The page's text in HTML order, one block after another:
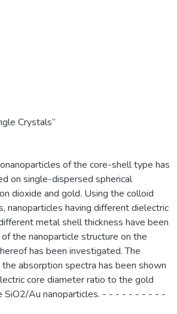
Crystals”
of the core-shell type has
on single-dispersed spherical
dioxide and gold. Using the colloid
nanoparticles having different dielectric
metal shell thickness have been
the nanoparticle structure on the
has been investigated. The
absorption spectra has been shown
core diameter ratio to the gold
SiO2/Au nanoparticles. - - - - - - - - - -